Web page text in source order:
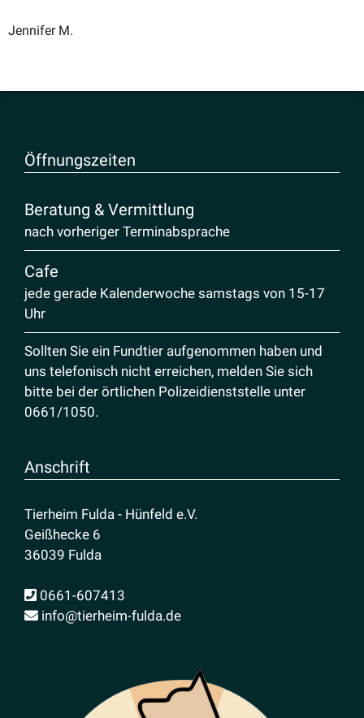
Jennifer M.
Öffnungs­zeiten
Beratung & Vermittlung
nach vorheriger Terminabsprache
Cafe
jede gerade Kalenderwoche samstags von 15-17
Uhr
Sollten Sie ein Fundtier aufgenommen haben und
uns telefonisch nicht erreichen, melden Sie sich
bitte bei der örtlichen Polizeidienststelle unter
0661/1050.
Anschrift
Tierheim Fulda - Hünfeld e.V.
Geißhecke 6
36039 Fulda
0661-607413
info@tierheim-fulda.de